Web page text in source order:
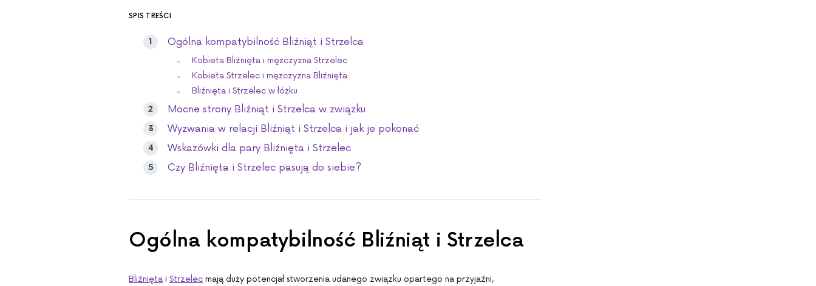
SPIS TREŚCI
Ogólna kompatybilność Bliźniąt i Strzelca
Kobieta Bliźnięta i mężczyzna Strzelec
Kobieta Strzelec i mężczyzna Bliźnięta
Bliźnięta i Strzelec w łóżku
Mocne strony Bliźniąt i Strzelca w związku
Wyzwania w relacji Bliźniąt i Strzelca i jak je pokonać
Wskazówki dla pary Bliźnięta i Strzelec
Czy Bliźnięta i Strzelec pasują do siebie?
Ogólna kompatybilność Bliźniąt i Strzelca
Bliźnięta i Strzelec mają duży potencjał stworzenia udanego związku opartego na przyjaźni,